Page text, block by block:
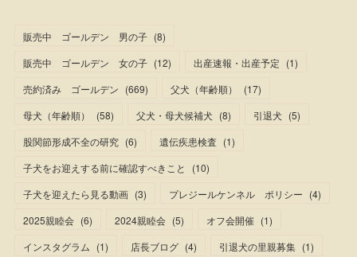
販売中 ゴールデン 男の子 (8)
販売中 ゴールデン 女の子 (12) 出産速報・出産予定 (1)
売約済み ゴールデン (669) 父犬（年齢順） (17)
母犬（年齢順）
(58) 父犬・母犬候補犬 (8) 引退犬 (5)
股関節形成不全の研究 (6) 遺伝疾患検査 (1)
子犬をお迎えする前に確認すべきこと
(10)
子犬を迎えたら見る動画 (3) プレジールケンネル ポリシー (4)
2025親睦会 (6) 2024親睦会 (5) オフ会開催 (1)
インスタグラム (1) 店長ブログ (4) 引退犬の里親募集 (1)